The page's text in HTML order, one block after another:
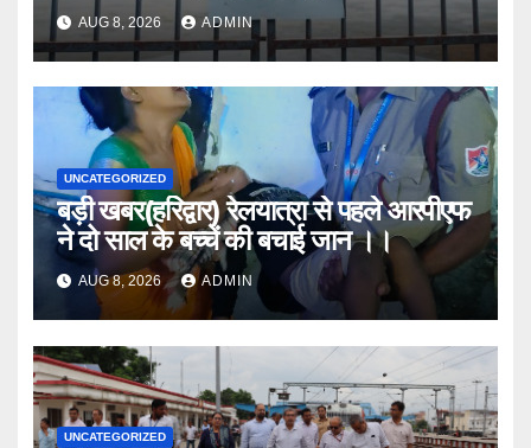
AUG 8, 2026 ADMIN
UNCATEGORIZED
बड़ी खबर(हरिद्वार) रेलयात्रा से पहले आरपीएफ
ने दो साल के बच्चें की बचाई जान ।।
AUG 8, 2026 ADMIN
UNCATEGORIZED